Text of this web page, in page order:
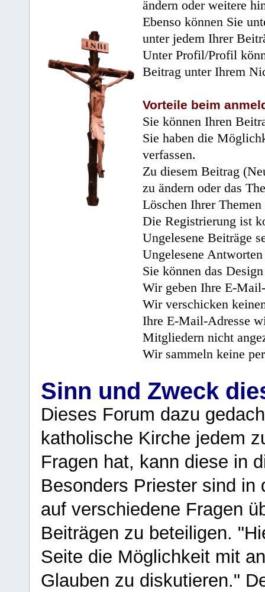
ändern oder weitere
Ebenso können Sie
unter jedem Ihrer
Unter Profil/Profil
Beitrag unter Ihrem
Vorteile beim
Sie können Ihren
Sie haben die
verfassen.
Zu diesem Beitrag
zu ändern oder das
Löschen Ihrer
Die Registrierung ist
Ungelesene Beiträge
Ungelesene
Sie können das
Wir geben Ihre E-
Wir verschicken
Ihre E-Mail-Adresse
Mitgliedern nicht
Wir sammeln keine
Sinn und Zweck
Dieses Forum dazu
katholische Kirche jedem
Fragen hat, kann diese in
Besonders Priester sind in
auf verschiedene Fragen
Beiträgen zu beteiligen.
Seite die Möglichkeit mit
Glauben zu diskutieren."